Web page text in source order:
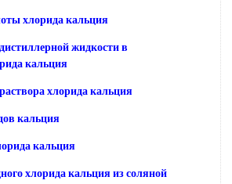
хлорида кальция
жидкости в
кальция
хлорида кальция
кальция
кальция
хлорида кальция из соляной